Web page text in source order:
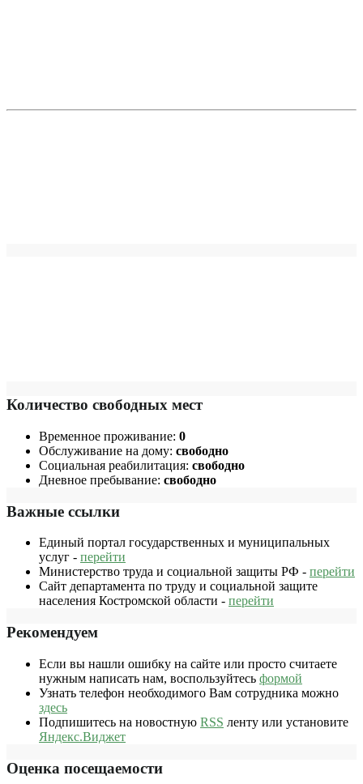
Количество свободных мест
Временное проживание: 0
Обслуживание на дому: свободно
Социальная реабилитация: свободно
Дневное пребывание: свободно
Важные ссылки
Единый портал государственных и муниципальных
услуг - перейти
Министерство труда и социальной защиты РФ - перейти
Сайт департамента по труду и социальной защите
населения Костромской области - перейти
Рекомендуем
Если вы нашли ошибку на сайте или просто считаете
нужным написать нам, воспользуйтесь формой
Узнать телефон необходимого Вам сотрудника можно
здесь
Подпишитесь на новостную RSS ленту или установите
Яндекс.Виджет
Оценка посещаемости